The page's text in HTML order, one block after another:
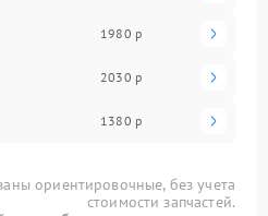
1980 р
2030 р
1380 р
ориентировочные, без учета
стоимости запчастей.